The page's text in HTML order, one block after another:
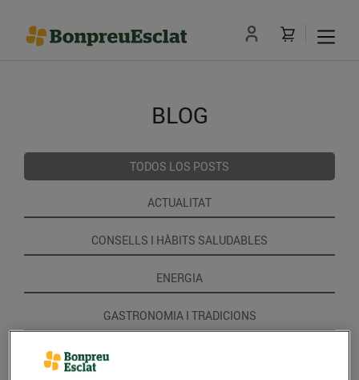
BLOG
TODOS LOS POSTS
ACTUALITAT
CONSELLS I HÀBITS SALUDABLES
ENERGIA
GASTRONOMIA I TRADICIONS